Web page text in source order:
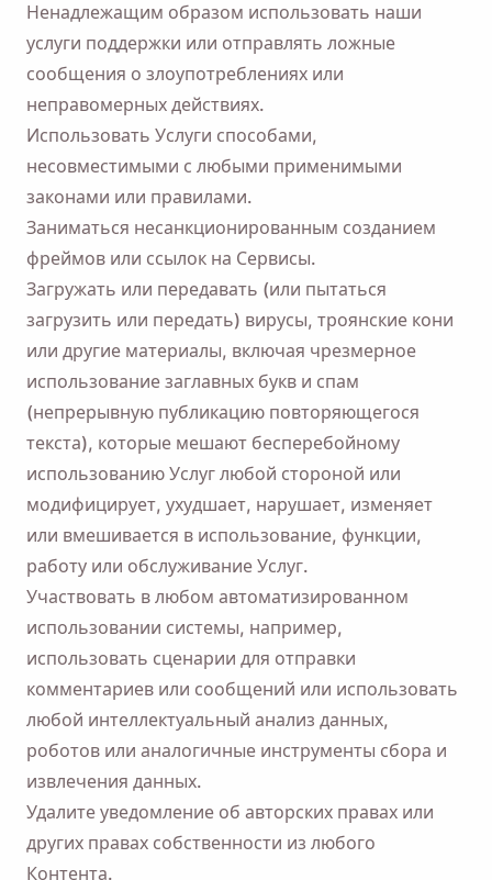
Ненадлежащим образом использовать наши
услуги поддержки или отправлять ложные
сообщения о злоупотреблениях или
неправомерных действиях.
Использовать Услуги способами,
несовместимыми с любыми применимыми
законами или правилами.
Заниматься несанкционированным созданием
фреймов или ссылок на Сервисы.
Загружать или передавать (или пытаться
загрузить или передать) вирусы, троянские кони
или другие материалы, включая чрезмерное
использование заглавных букв и спам
(непрерывную публикацию повторяющегося
текста), которые мешают бесперебойному
использованию Услуг любой стороной или
модифицирует, ухудшает, нарушает, изменяет
или вмешивается в использование, функции,
работу или обслуживание Услуг.
Участвовать в любом автоматизированном
использовании системы, например,
использовать сценарии для отправки
комментариев или сообщений или использовать
любой интеллектуальный анализ данных,
роботов или аналогичные инструменты сбора и
извлечения данных.
Удалите уведомление об авторских правах или
других правах собственности из любого
Контента.